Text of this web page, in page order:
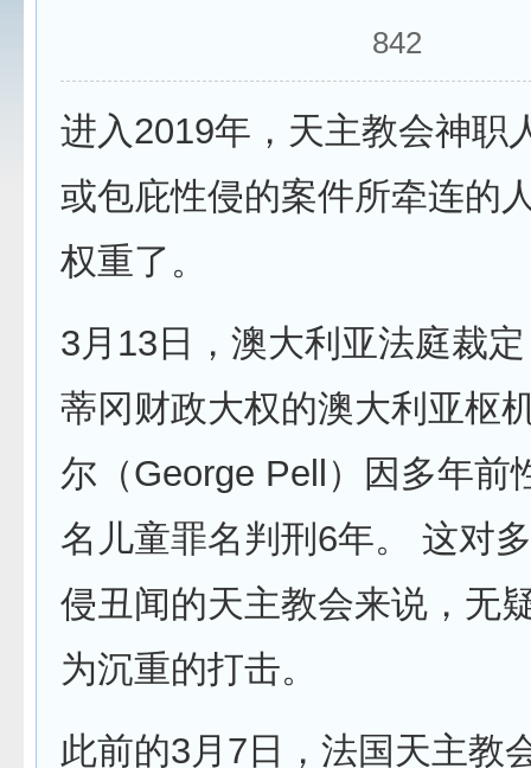
842
进入2019年，天主教会神职
或包庇性侵的案件所牵连的
权重了。
3月13日，澳大利亚法庭裁
蒂冈财政大权的澳大利亚枢
尔（George Pell）因多年前
名儿童罪名判刑6年。 这对
侵丑闻的天主教会来说，无
为沉重的打击。
此前的3月7日，法国天主教